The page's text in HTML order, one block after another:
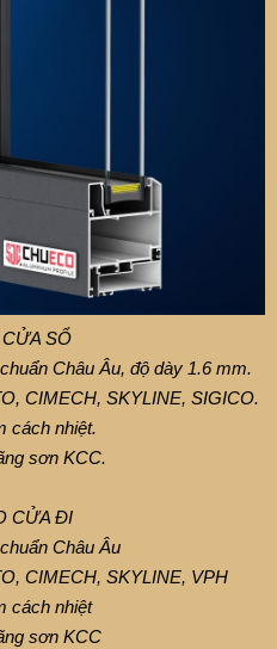
SỔ
Châu Âu, độ dày 1.6 mm.
CIMECH, SKYLINE, SIGICO.
cách nhiệt.
sơn KCC.
CỬA ĐI
Châu Âu
CIMECH, SKYLINE, VPH
cách nhiệt
sơn KCC